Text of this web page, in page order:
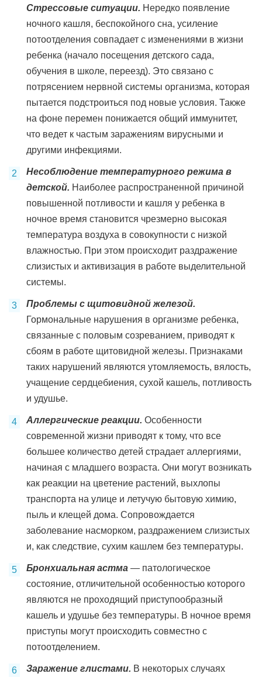
Стрессовые ситуации. Нередко появление
ночного кашля, беспокойного сна, усиление
потоотделения совпадает с изменениями в жизни
ребенка (начало посещения детского сада,
обучения в школе, переезд). Это связано с
потрясением нервной системы организма, которая
пытается подстроиться под новые условия. Также
на фоне перемен понижается общий иммунитет,
что ведет к частым заражениям вирусными и
другими инфекциями.
Несоблюдение температурного режима в
детской. Наиболее распространенной причиной
повышенной потливости и кашля у ребенка в
ночное время становится чрезмерно высокая
температура воздуха в совокупности с низкой
влажностью. При этом происходит раздражение
слизистых и активизация в работе выделительной
системы.
Проблемы с щитовидной железой.
Гормональные нарушения в организме ребенка,
связанные с половым созреванием, приводят к
сбоям в работе щитовидной железы. Признаками
таких нарушений являются утомляемость, вялость,
учащение сердцебиения, сухой кашель, потливость
и удушье.
Аллергические реакции. Особенности
современной жизни приводят к тому, что все
большее количество детей страдает аллергиями,
начиная с младшего возраста. Они могут возникать
как реакции на цветение растений, выхлопы
транспорта на улице и летучую бытовую химию,
пыль и клещей дома. Сопровождается
заболевание насморком, раздражением слизистых
и, как следствие, сухим кашлем без температуры.
Бронхиальная астма — патологическое
состояние, отличительной особенностью которого
являются не проходящий приступообразный
кашель и удушье без температуры. В ночное время
приступы могут происходить совместно с
потоотделением.
Заражение глистами. В некоторых случаях